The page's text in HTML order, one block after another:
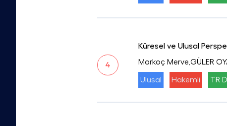
4
Küresel ve Ulusal
Markoç Merve,GÜLER
Ulusal Hakemli TR